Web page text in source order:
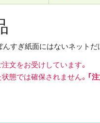
すぎ紙面にはないネットだ
文をお受けしています。
状態では確保されません。 「